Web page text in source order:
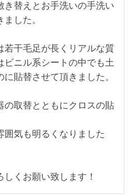
き替えとお手洗いの手洗い
した。
若干毛足が長くリアルな質
ビニル系シートの中でも土
貼替させて頂きました。
の取替とともにクロスの貼
囲気も明るくなりました
くお願い致します！